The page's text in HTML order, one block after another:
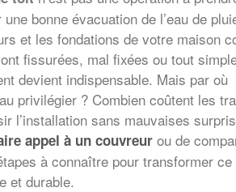
bonne évacuation de l’eau de
et les fondations de votre maison
fissurées, mal fixées ou tout
devient indispensable. Mais par où
privilégier ? Combien coûtent les
l’installation sans mauvaises
appel à un couvreur ou de
à connaître pour transformer
et durable.